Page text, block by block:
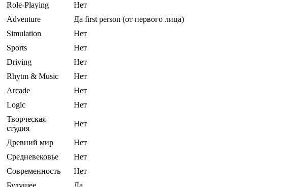
Role-Playing
Нет
Adventure
Да first person (от первого лица)
Simulation
Нет
Sports
Нет
Driving
Нет
Rhytm & Music
Нет
Arcade
Нет
Logic
Нет
Творческая
студия
Нет
Древний мир
Нет
Средневековье
Нет
Современность
Нет